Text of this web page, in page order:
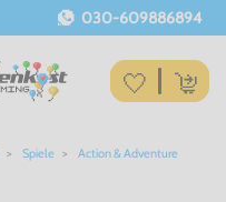
030-609886894
Spiele Action & Adventure